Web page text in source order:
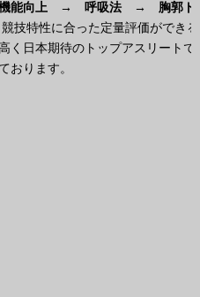
機能向上 → 呼吸法 → 胸郭ト
技特性に合った定量評価ができる
日本期待のトップアスリートで
おります。